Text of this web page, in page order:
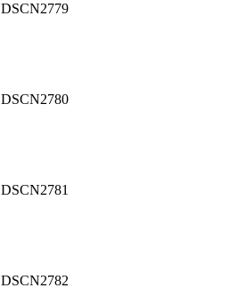
DSCN2779
DSCN2780
DSCN2781
DSCN2782